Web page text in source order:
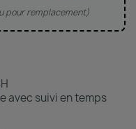
pour remplacement)
avec suivi en temps